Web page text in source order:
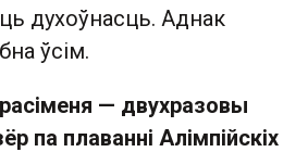
духоўнасць. Аднак
ўсім.
— двухразовы
па плаванні Алімпійскіх